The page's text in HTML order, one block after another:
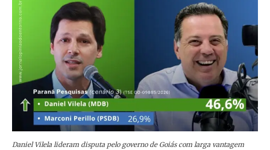
Daniel Vilela lideram disputa pelo governo de Goiás com larga vantagem